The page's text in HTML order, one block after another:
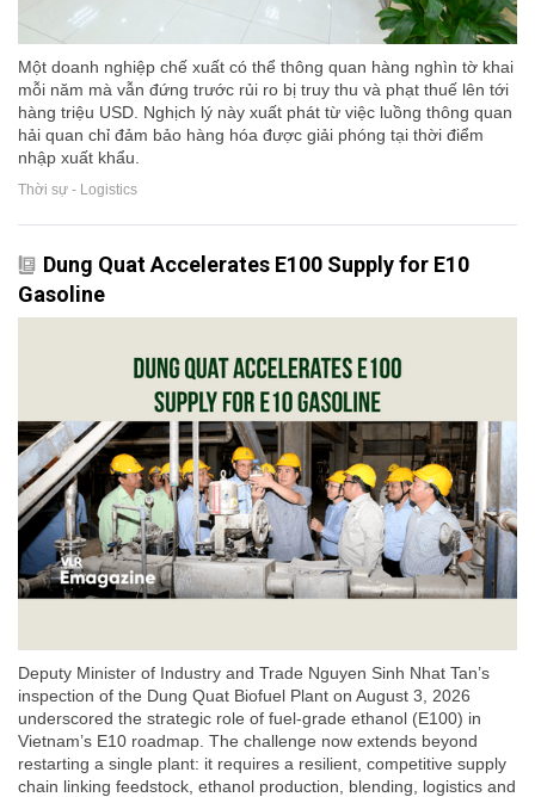
Một doanh nghiệp chế xuất có thể thông quan hàng nghìn tờ khai
mỗi năm mà vẫn đứng trước rủi ro bị truy thu và phạt thuế lên tới
hàng triệu USD. Nghịch lý này xuất phát từ việc luồng thông quan
hải quan chỉ đảm bảo hàng hóa được giải phóng tại thời điểm
nhập xuất khẩu.
Thời sự - Logistics
Dung Quat Accelerates E100 Supply for E10
Gasoline
Deputy Minister of Industry and Trade Nguyen Sinh Nhat Tan’s
inspection of the Dung Quat Biofuel Plant on August 3, 2026
underscored the strategic role of fuel-grade ethanol (E100) in
Vietnam’s E10 roadmap. The challenge now extends beyond
restarting a single plant: it requires a resilient, competitive supply
chain linking feedstock, ethanol production, blending, logistics and